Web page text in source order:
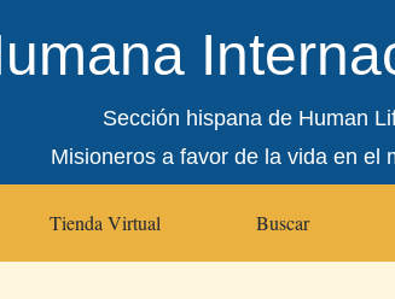
Sección hispana de Human
Misioneros a favor de la vida en el
Tienda Virtual Buscar